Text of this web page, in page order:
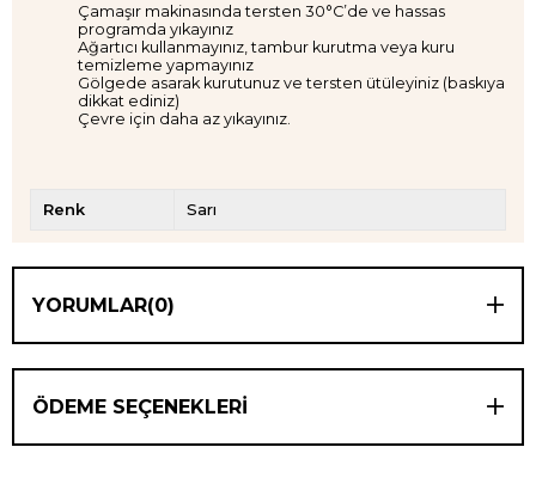
Çamaşır makinasında tersten 30°C’de ve hassas
programda yıkayınız
Ağartıcı kullanmayınız, tambur kurutma veya kuru
temizleme yapmayınız
Gölgede asarak kurutunuz ve tersten ütüleyiniz (baskıya
dikkat ediniz)
Çevre için daha az yıkayınız.
Renk Sarı
YORUMLAR(0)
ÖDEME SEÇENEKLERI